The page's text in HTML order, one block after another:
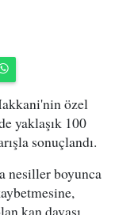
özel
yaklaşık 100
sonuçlandı.
nesiller boyunca
kan davası,